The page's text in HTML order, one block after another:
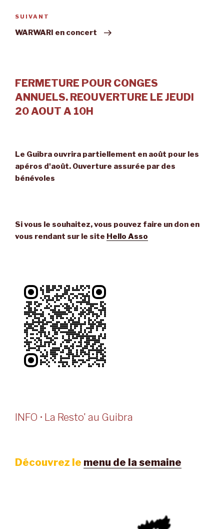
Article
suivant
SUIVANT
WARWARI en concert
FERMETURE POUR CONGES
ANNUELS. REOUVERTURE LE JEUDI
20 AOUT A 10H
Le Guibra ouvrira partiellement en août pour les
apéros d'août. Ouverture assurée par des
bénévoles
Si vous le souhaitez, vous pouvez faire un don en
vous rendant sur le site Hello Asso
INFO • La Resto' au Guibra
Découvrez le menu de la semaine